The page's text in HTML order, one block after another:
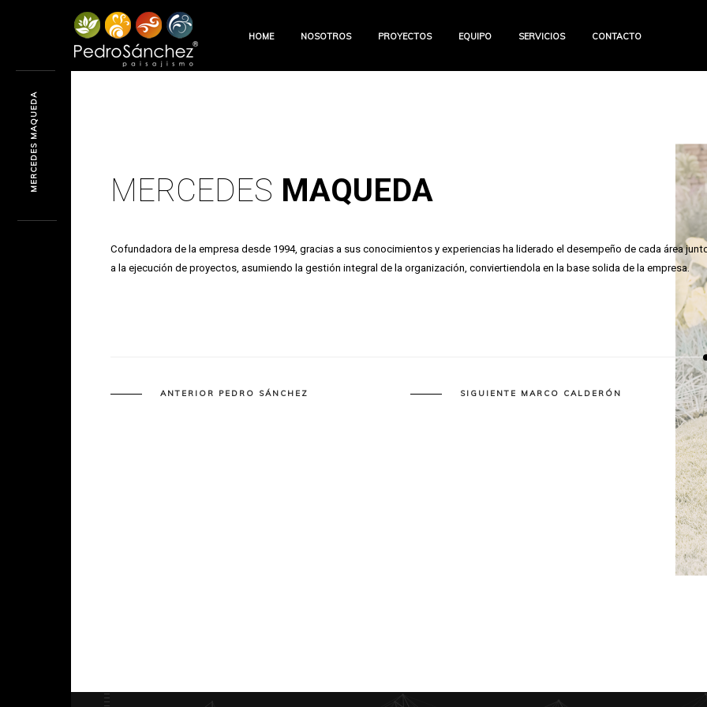
HOME NOSOTROS PROYECTOS EQUIPO SERVICIOS CONTACTO
MERCEDES MAQUEDA
Cofundadora de la empresa desde 1994, gracias a sus conocimientos y experiencias ha liderado el desempeño de cada área
a la ejecución de proyectos, asumiendo la gestión integral de la organización, conviertiendola en la base solida de la empresa.
ANTERIOR PEDRO SÁNCHEZ SIGUIENTE MARCO CALDERÓN
MERCEDES MAQUEDA